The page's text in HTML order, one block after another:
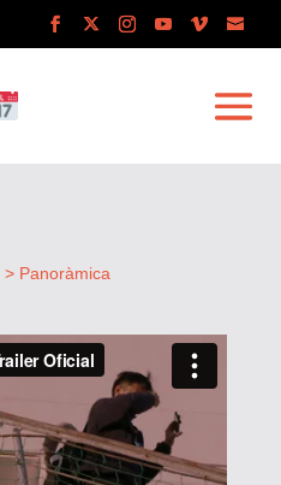
> Panoràmica